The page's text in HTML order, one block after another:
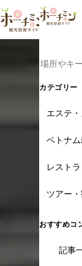
カテゴリー
エステ
ベトナ
レスト
ツアー
おすすめコ
記事